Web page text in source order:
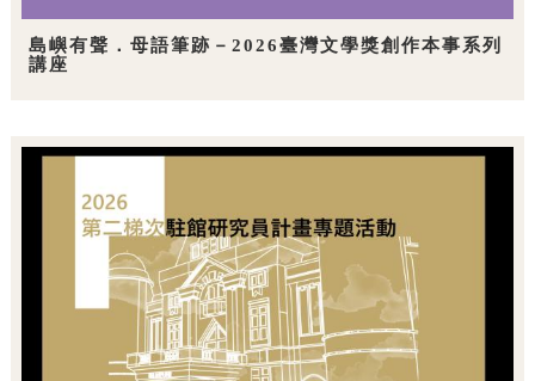
島嶼有聲．母語筆跡－2026臺灣文學獎創作本事系列
講座